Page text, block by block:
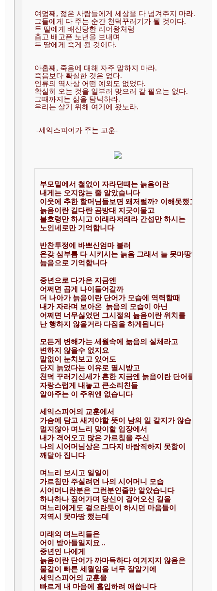
여덟째, 젊은 사람들에게 세상을 다 넘겨주지 마라.
그들에게 다 주는 순간 천덕꾸러기가 될 것이다.
두 딸에게 배신당한 리어왕처럼
춥고 배고픈 노년을 보내며
두 딸에게 죽게 될 것이다.
아홉째, 죽음에 대해 자주 말하지 마라.
죽음보다 확실한 것은 없다.
인류의 역사상 어떤 예외도 없었다.
확실히 오는 것을 일부러 맞으러 갈 필요는 없다.
그때까지는 삶을 탐닉하라.
우리는 살기 위해 여기에 왔노라.
-세익스피어가 주는 교훈-
부모밑에서 철없이 자라던때는 늙음이란
내게는 오지않는 줄 알았습니다
이웃에 추한 할머님들보면 왜저럴까? 이해못했고
늙음이란 길다란 곰방대 지긋이물고
불호령만 하시고 이래라저래라 간섭만 하시는
노인네로만 기억합니다
반찬투정에 바쁘신엄마 불러
온갖 심부름 다 시키시는 늙음 그래서 늘 못마땅하던
늚음으로 기억합니다
중년으로 다가온 지금엔
어쩌면 곱게 나이들어갈까
더 나아가 늙음이란 단어가 모습에 역력할때
내가 자라며 보아온  늙음의 모습이 아닌
어쩌면 너무싫었던 그시절의 늚음이란 위치를
난 행하지 않을거라 다짐을 하게됩니다
모든게 변해가는 세월속에 늚음의 실체라고
변하지 않을수 없지요
말없이 눈치보고 있어도
단지 늙었다는 이유로 멸시받고
천덕 꾸러기신세가 흔한 지금엔 늙음이란 단어를
자랑스럽게 내놓고 큰소리친들
알아주는 이 주위엔 없습니다
세익스피어의 교훈에서
가슴에 담고 새겨야할 뜻이 남의 일 같지가 않습니다
멀지않아 며느리 맞이할 입장에서
내가 격어오고 많은 가르침을 주신
나의 시어머님상은 그다지 바람직하지 못함이
깨달아 집니다
며느리 보시고 일일이
가르침만 주실려던 나의 시어머니 모습
시어머니란분은 그런분인줄만 알았습니다
하나하나 짚어가며 당신이 걸어오신 길을
며느리에게도 걸으란듯이 하시던 마음들이
저역시 못마땅 했는데
미래의 며느리들은
어이 받아들일지요 ..
중년인 나에게
늙음이란 단어가 까마득하다 여겨지지 않음은
물같이 빠른 세월임을 너무 잘알기에
세익스피어의 교훈을
빠르게 내 마음에 흡입하려 애씁니다